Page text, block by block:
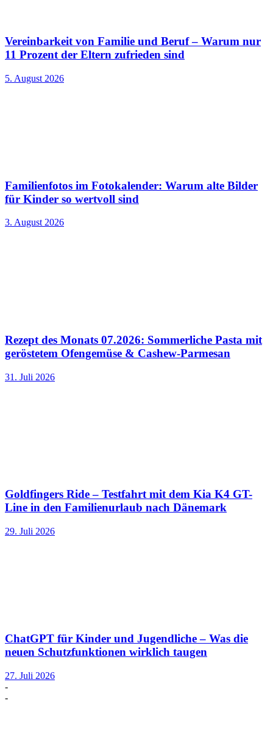
Vereinbarkeit von Familie und Beruf – Warum nur
11 Prozent der Eltern zufrieden sind
5. August 2026
Familienfotos im Fotokalender: Warum alte Bilder
für Kinder so wertvoll sind
3. August 2026
Rezept des Monats 07.2026: Sommerliche Pasta mit
geröstetem Ofengemüse & Cashew-Parmesan
31. Juli 2026
Goldfingers Ride – Testfahrt mit dem Kia K4 GT-
Line in den Familienurlaub nach Dänemark
29. Juli 2026
ChatGPT für Kinder und Jugendliche – Was die
neuen Schutzfunktionen wirklich taugen
27. Juli 2026
-
-